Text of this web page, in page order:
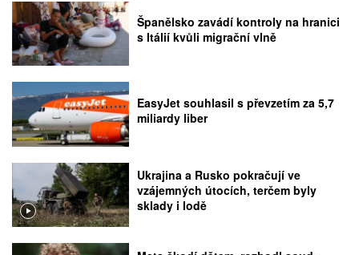
Španělsko zavádí kontroly na hranici
s Itálií kvůli migrační vlně
EasyJet souhlasil s převzetím za 5,7
miliardy liber
Ukrajina a Rusko pokračují ve
vzájemných útocích, terčem byly
sklady i lodě